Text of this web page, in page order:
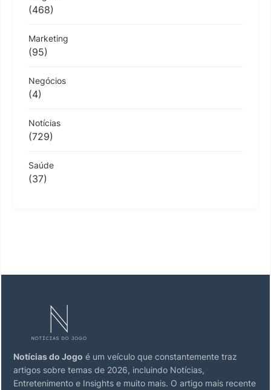
(468)
Marketing
(95)
Negócios
(4)
Notícias
(729)
Saúde
(37)
Notícias do Jogo é um veículo que constantemente traz
artigos sobre temas de 2026, incluindo Notícias,
Entretenimento e Insights e muito mais. O artigo mais recente